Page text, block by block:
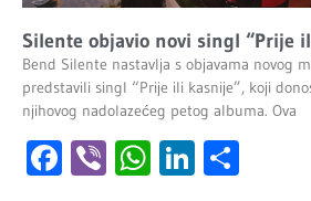
Silente objavio novi singl “Prije
Bend Silente nastavlja s objavama novog
predstavili singl “Prije ili kasnije”, koji
njihovog nadolazećeg petog albuma. Ova
Facebook
ViberWhatsApp
LinkedIn